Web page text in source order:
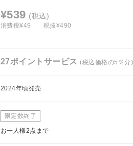
¥539 (税込)
消費税¥49 税抜¥490
27ポイントサービス(税込価格の5％分)
2024年頃発売
限定数終了
お一人様2点まで